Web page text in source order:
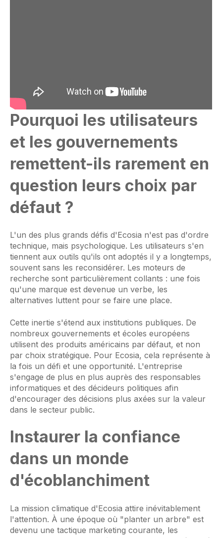
Pourquoi les utilisateurs
et les gouvernements
remettent-ils rarement en
question leurs choix par
défaut ?
L'un des plus grands défis d'Ecosia n'est pas d'ordre
technique, mais psychologique. Les utilisateurs s'en
tiennent aux outils qu'ils ont adoptés il y a longtemps,
souvent sans les reconsidérer. Les moteurs de
recherche sont particulièrement collants : une fois
qu'une marque est devenue un verbe, les
alternatives luttent pour se faire une place.
Cette inertie s'étend aux institutions publiques. De
nombreux gouvernements et écoles européens
utilisent des produits américains par défaut, et non
par choix stratégique. Pour Ecosia, cela représente à
la fois un défi et une opportunité. L'entreprise
s'engage de plus en plus auprès des responsables
informatiques et des décideurs politiques afin
d'encourager des décisions plus axées sur la valeur
dans le secteur public.
Instaurer la confiance
dans un monde
d'écoblanchiment
La mission climatique d'Ecosia attire inévitablement
l'attention. À une époque où "planter un arbre" est
devenu une tactique marketing courante, les